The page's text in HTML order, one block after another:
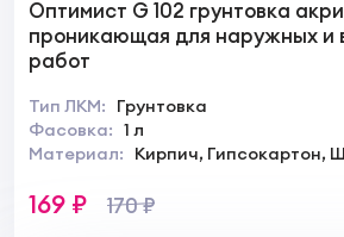
Оптимист G 102 грунтовка
проникающая для наружных и
работ
Тип ЛКМ:
Грунтовка
Фасовка: 1 л
Материал:
169 ₽ 170 ₽